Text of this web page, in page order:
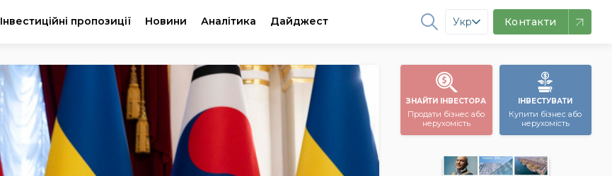
Інвестиційні пропозиції Новини Аналітика Дайджест Укр Контакти
ЗНАЙТИ ІНВЕСТОРА
Продати бізнес або
нерухомість
ІНВЕСТУВАТИ
Купити бізнес або
нерухомість